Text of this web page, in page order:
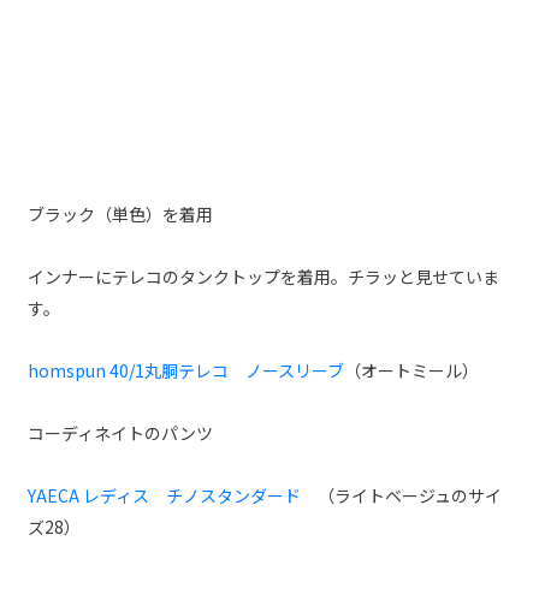
ブラック（単色）を着用
インナーにテレコのタンクトップを着用。チラッと見せていま
す。
homspun 40/1丸胴テレコ ノースリーブ （オートミール）
コーディネイトのパンツ
YAECA レディス チノスタンダード
（ライトベージュのサイ
ズ28）